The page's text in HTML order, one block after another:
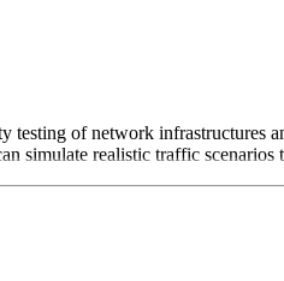
testing of network infrastructures
simulate realistic traffic